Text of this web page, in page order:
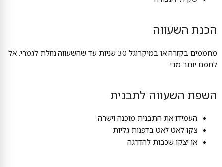
הכנת השעווה
מחממים בקזרה או במיקרוגל 30 שניות עד שהשעווה נוזלת לגמרי. אל
לחמם יותר מדי.
השפת השעווה לתבנית
העמידו את התבנית מוכנה וישרה
צקו לאט לאט בדפנות גליות
או יצקו שכבות להדרגה